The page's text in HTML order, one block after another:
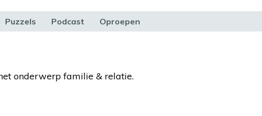
Puzzels Podcast Oproepen
onderwerp familie & relatie.